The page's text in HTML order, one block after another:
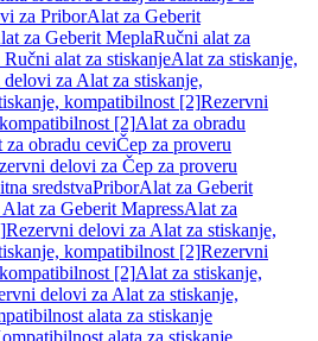
za PriborAlat za Geberit
za Geberit MeplaRučni alat za
alat za stiskanjeAlat za stiskanje,
za Alat za stiskanje,
kompatibilnost [2]Rezervni
[2]Alat za obradu
obradu ceviČep za proveru
delovi za Čep za proveru
sredstvaPriborAlat za Geberit
za Geberit MapressAlat za
Rezervni delovi za Alat za stiskanje,
kompatibilnost [2]Rezervni
[2]Alat za stiskanje,
delovi za Alat za stiskanje,
alata za stiskanje
alata za stiskanje